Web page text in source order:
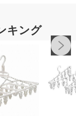
キング